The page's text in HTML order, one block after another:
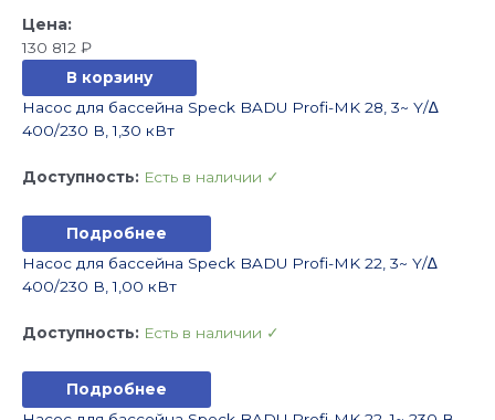
130 812 ₽
В корзину
Насос для бассейна Speck BADU Profi-MK 28, 3~ Y/∆
400/230 В, 1,30 кВт
Доступность: Есть в наличии ✓
Подробнее
Насос для бассейна Speck BADU Profi-MK 22, 3~ Y/∆
400/230 В, 1,00 кВт
Доступность: Есть в наличии ✓
Подробнее